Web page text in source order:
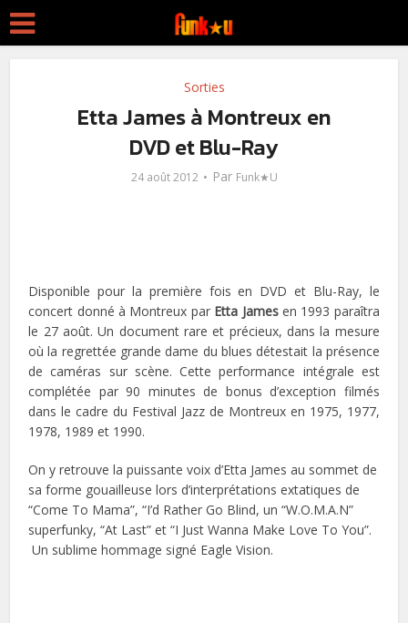
Sorties
Etta James à Montreux en
DVD et Blu-Ray
24 août 2012 Par Funk★U
Disponible pour la première fois en DVD et Blu-Ray, le
concert donné à Montreux par Etta Jamesen 1993 paraîtra
le 27 août. Un document rare et précieux, dans la mesure
où la regrettée grande dame du blues détestait la présence
de caméras sur scène. Cette performance intégrale est
complétée par 90 minutes de bonus d’exception filmés
dans le cadre du Festival Jazz de Montreux en 1975, 1977,
1978, 1989 et 1990.
On y retrouve la puissante voix d’Etta James au sommet de
sa forme gouailleuse lors d’interprétations extatiques de
“Come To Mama”, “I’d Rather Go Blind, un “W.O.M.A.N”
superfunky, “At Last” et “I Just Wanna Make Love To You”.
Un sublime hommage signé Eagle Vision.